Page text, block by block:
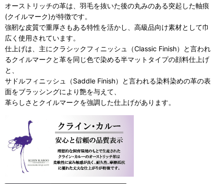
オーストリッチの革は、羽毛を抜いた後の丸みのある突起した軸痕
(クイルマーク)が特徴です。
強靭な皮質で重厚さもある特性を活かし、高級品向け素材として巾
広く使用されています。
仕上げは、主にクラシックフィニッシュ（Classic Finish）と言われ
るクイルマークと革を同じ色で染める半マットタイプの顔料仕上げ
と、
サドルフィニッシュ（Saddle Finish）と言われる染料染めの革の表
面をブラッシングにより艶を与えて、
革らしさとクイルマークを強調した仕上げがあります。